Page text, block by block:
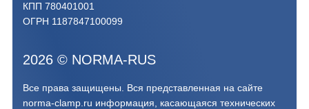
КПП 780401001
ОГРН 1187847100099
2026 © NORMA-RUS
Все права защищены. Вся представленная на сайте
norma-clamp.ru информация, касающаяся технических